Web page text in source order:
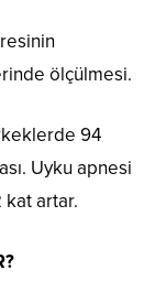
ölçülmesi.
94
Uyku apnesi
artar.